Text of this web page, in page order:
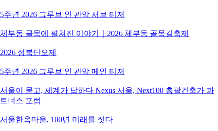
5주년 2026 그루브 인 관악 서브 티저
체부동 골목에 펼쳐진 이야기｜2026 체부동 골목길축제
2026 성북단오제
5주년 2026 그루브 인 관악 메인 티저
서울이 묻고, 세계가 답하다 Nexus 서울, Next100 총괄건축가 파
트너스 포럼
서울한옥마을, 100년 미래를 짓다